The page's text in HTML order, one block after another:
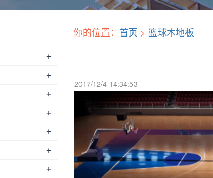
你的位置： 首页 > 篮球木地板
2017/12/4 14:34:53
+
+
+
+
+
+
+